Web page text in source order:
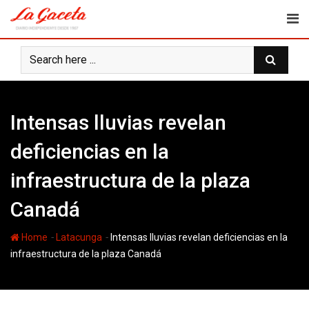
content
Intensas lluvias revelan
deficiencias en la
infraestructura de la plaza
Canadá
Home - Latacunga - Intensas lluvias revelan deficiencias en la
infraestructura de la plaza Canadá